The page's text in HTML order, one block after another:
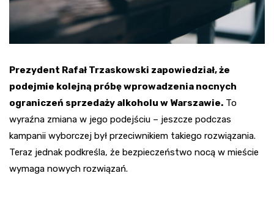
Prezydent Rafał Trzaskowski zapowiedział, że
podejmie kolejną próbę wprowadzenia nocnych
ograniczeń sprzedaży alkoholu w Warszawie. To
wyraźna zmiana w jego podejściu – jeszcze podczas
kampanii wyborczej był przeciwnikiem takiego rozwiązania.
Teraz jednak podkreśla, że bezpieczeństwo nocą w mieście
wymaga nowych rozwiązań.